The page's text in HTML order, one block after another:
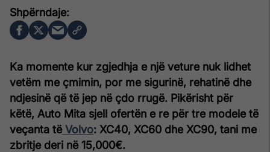
Ka momente kur zgjedhja e një veture nuk lidhet
vetëm me çmimin, por me sigurinë, rehatinë dhe
ndjesinë që të jep në çdo rrugë. Pikërisht për
këtë, Auto Mita sjell ofertën e re për tre modele të
veçanta të Volvo: XC40, XC60 dhe XC90, tani me
zbritje deri në 15,000€.